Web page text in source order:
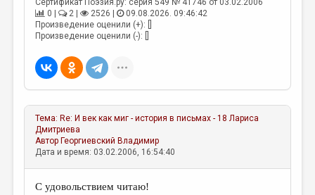
Сертификат Поэзия.ру: серия 549 № 41746 от 03.02.2006
0 |
2 | 2526 |
09.08.2026. 09:46:42
Произведение оценили (+): []
Произведение оценили (-): []
Тема: Re: И век как миг - история в письмах - 18 Лариса
Дмитриева
Автор Георгиевский Владимир
Дата и время: 03.02.2006, 16:54:40
С удовольствием читаю!